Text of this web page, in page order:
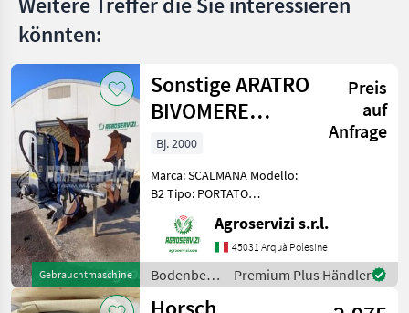
könnten:
Gebrauchtmaschine
Sonstige ARATRO
BIVOMERE
SCALMANA B2
Preis
auf
Anfrage
Bj. 2000
Marca: SCALMANA Modello:
B2 Tipo: PORTATO
Ruota: DI PROFONDITÀ
Versoi: FERRO Corpi: 2
Condizioni: DISCRETE
Bodenbearbeitung Pflüge
Agroservizi s.r.l.
45031 Arquà Polesine
Bodenbearbeitung
/ Sonstige
Premium Plus Händler